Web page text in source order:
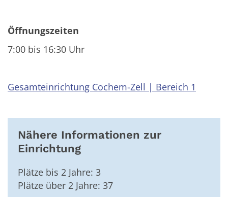
Öffnungszeiten
7:00 bis 16:30 Uhr
Gesamteinrichtung Cochem-Zell | Bereich 1
Nähere Informationen zur
Einrichtung
Plätze bis 2 Jahre: 3
Plätze über 2 Jahre: 37